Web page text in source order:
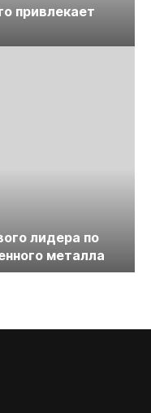
привлекает
лидера по
металла